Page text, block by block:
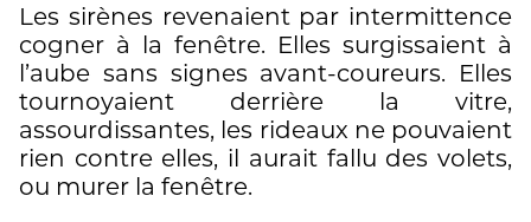
Les sirènes revenaient par intermittence
cogner à la fenêtre. Elles surgissaient à
l’aube sans signes avant-coureurs. Elles
tournoyaient derrière la vitre,
assourdissantes, les rideaux ne pouvaient
rien contre elles, il aurait fallu des volets,
ou murer la fenêtre.